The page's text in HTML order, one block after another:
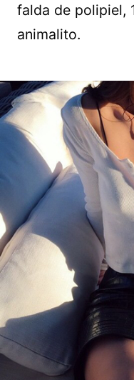
falda de polipiel,
animalito.